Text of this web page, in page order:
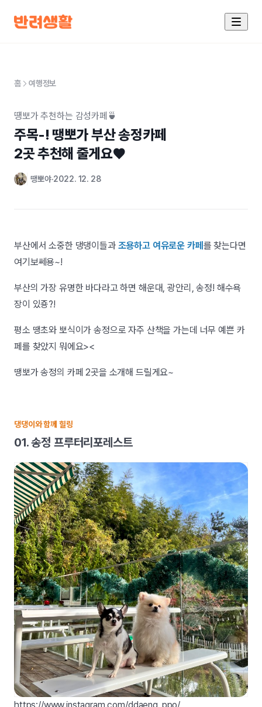
홈 여행정보
떙뽀가 추천하는 감성카페🍵
주목-! 땡뽀가 부산 송정카페
2곳 추천해 줄게요♥
땡뽀야 2022. 12. 28
부산에서 소중한 댕댕이들과 조용하고 여유로운 카페 를 찾는다면
여기보쎄용~!
부산의 가장 유명한 바다라고 하면 해운대, 광안리, 송정! 해수욕
장이 있죵?!
평소 땡초와 뽀식이가 송정으로 자주 산책을 가는데 너무 예쁜 카
페를 찾았지 뭐에요><
땡뽀가 송정의 카페 2곳을 소개해 드릴게요~
댕댕이와 함께 힐링
01. 송정 프루터리포레스트